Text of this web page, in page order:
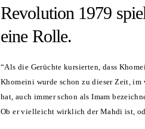
Revolution 1979
eine Rolle.
“Als die Gerüchte kursierten, dass
Khomeini wurde schon zu dieser Zeit,
hat, auch immer schon als Imam
Ob er vielleicht wirklich der Mahdi ist,